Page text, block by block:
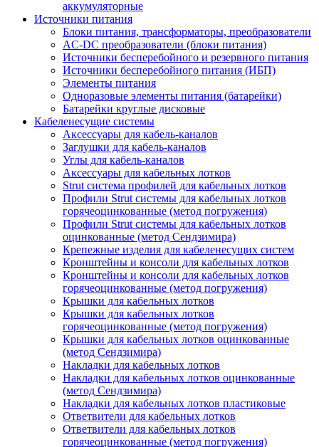
аккумуляторные
Источники питания
Блоки питания, трансформаторы, преобразователи
AC-DC преобразователи (блоки питания)
Источники бесперебойного и резервного питания
Источники бесперебойного питания (ИБП)
Элементы питания
Одноразовые элементы питания (батарейки)
Батарейки круглые дисковые
Кабеленесущие системы
Аксессуары для кабель-каналов
Заглушки для кабель-каналов
Углы для кабель-каналов
Аксессуары для кабельных лотков
Strut система профилей для кабельных лотков
Профили Strut системы для кабельных лотков
горячеоцинкованные (метод погружения)
Профили Strut системы для кабельных лотков
оцинкованные (метод Сендзимира)
Крепежные изделия для кабеленесущих систем
Кронштейны и консоли для кабельных лотков
Кронштейны и консоли для кабельных лотков
горячеоцинкованные (метод погружения)
Крышки для кабельных лотков
Крышки для кабельных лотков
горячеоцинкованные (метод погружения)
Крышки для кабельных лотков оцинкованные
(метод Сендзимира)
Накладки для кабельных лотков
Накладки для кабельных лотков оцинкованные
(метод Сендзимира)
Накладки для кабельных лотков пластиковые
Ответвители для кабельных лотков
Ответвители для кабельных лотков
горячеоцинкованные (метод погружения)